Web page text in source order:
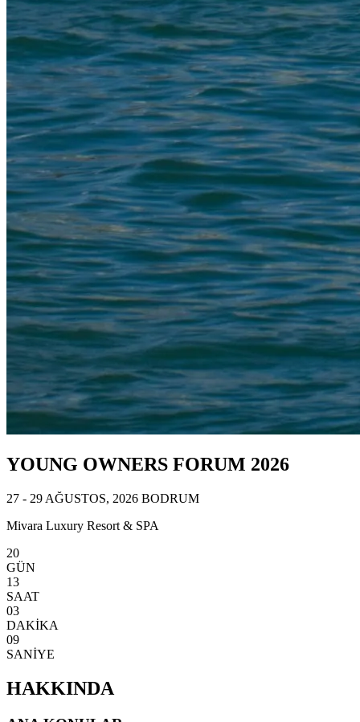
YOUNG OWNERS FORUM 2026
27 - 29 AĞUSTOS, 2026 BODRUM
Mivara Luxury Resort & SPA
20
GÜN
13
SAAT
03
DAKİKA
07
SANİYE
HAKKINDA